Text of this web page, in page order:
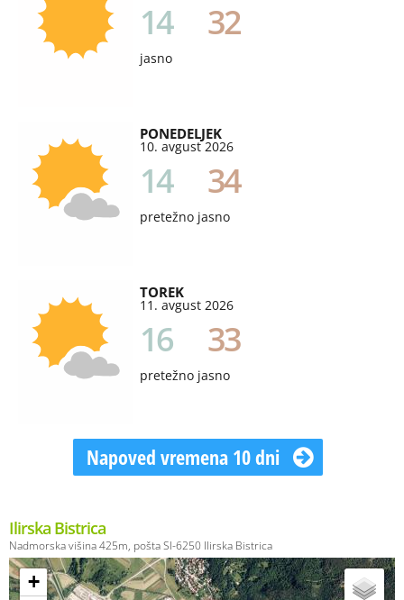
14 32
jasno
PONEDELJEK
10. avgust 2026
14 34
pretežno jasno
TOREK
11. avgust 2026
16 33
pretežno jasno
Napoved vremena 10 dni
Ilirska Bistrica
Nadmorska višina 425m, pošta SI-6250 Ilirska Bistrica
+